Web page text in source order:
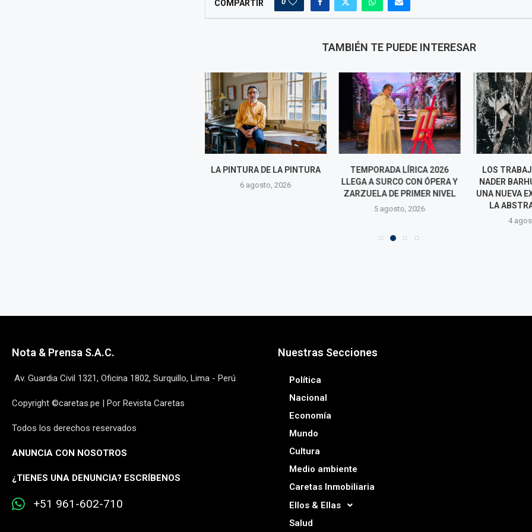
COMPARTIR
TAMBIÉN TE PUEDE INTERESAR
LA PINTURA DE LA PINTURA
6 agosto, 2026
TEMPORADA LÍRICA 2026
LLEGA A SURCO CON ÓPERA Y
ZARZUELA DE PRIMER NIVEL
5 agosto, 2026
LOS
NADER
UNA NUEVA
LA
4
Nota & Prensa S.A.C.
Av. Guardia Civil 1321, Oficina 1802, Surquillo, Lima - Perú
Copyright ©caretas.pe | Por Revista Caretas
Todos los derechos reservados
ANUNCIA CON NOSOTROS
¿TIENES UNA DENUNCIA? ESCRÍBENOS
+51 961-602-710
Nuestras Secciones
Política
Nacional
Economía
Mundo
Cultura
Medio ambiente
Caretas Inmobiliaria
Ellos & Ellas
Salud